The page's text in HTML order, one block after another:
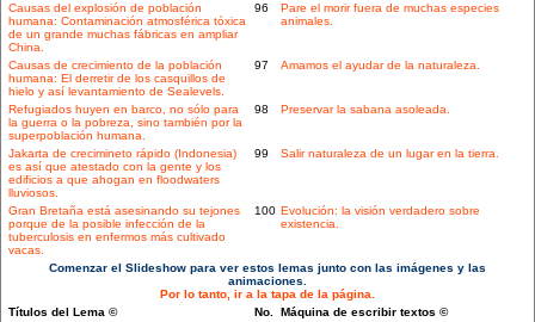
Causas del explosión de población
humana: Contaminación atmosférica tóxica
de un grande muchas fábricas en ampliar
China.
96
Pare el morir fuera de muchas especies
animales.
Causas de crecimiento de la población
humana: El derretir de los casquillos de
hielo y así levantamiento de Sealevels.
97 Amamos el ayudar de la naturaleza.
Refugiados huyen en barco, no sólo para
la guerra o la pobreza, sino también por la
superpoblación humana.
98 Preservar la sabana asoleada.
Jakarta de crecimineto rápido (Indonesia)
es así que atestado con la gente y los
edificios a que ahogan en floodwaters
lluviosos.
99 Salir naturaleza de un lugar en la tierra.
Gran Bretaña está asesinando su tejones
porque de la posible infección de la
tuberculosis en enfermos más cultivado
vacas.
100 Evolución: la visión verdadero sobre
existencia.
Comenzar el Slideshow para ver estos lemas junto con las imágenes y las
animaciones.
Por lo tanto, ir a la tapa de la página.
Títulos del Lema ©
No. Máquina de escribir textos ©